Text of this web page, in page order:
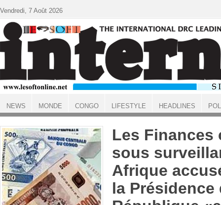
ACCUEIL
Les Finances
sous
Afrique
la Présidence
Vendredi, 7 Août 2026
NEWS MONDE CONGO LIFESTYLE HEADLINES